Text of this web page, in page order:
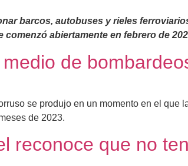
barcos, autobuses y rieles
abiertamente en febrero de
de
se produjo en un momento en el
de 2023.
reconoce que no